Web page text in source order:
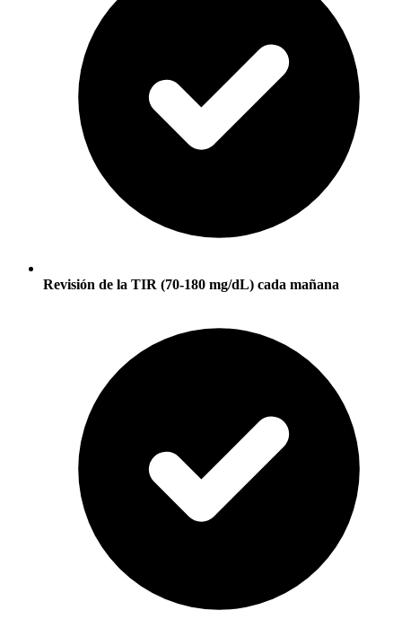
Revisión de la TIR (70-180 mg/dL) cada mañana